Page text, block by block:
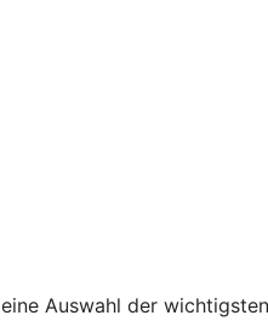
Auswahl der